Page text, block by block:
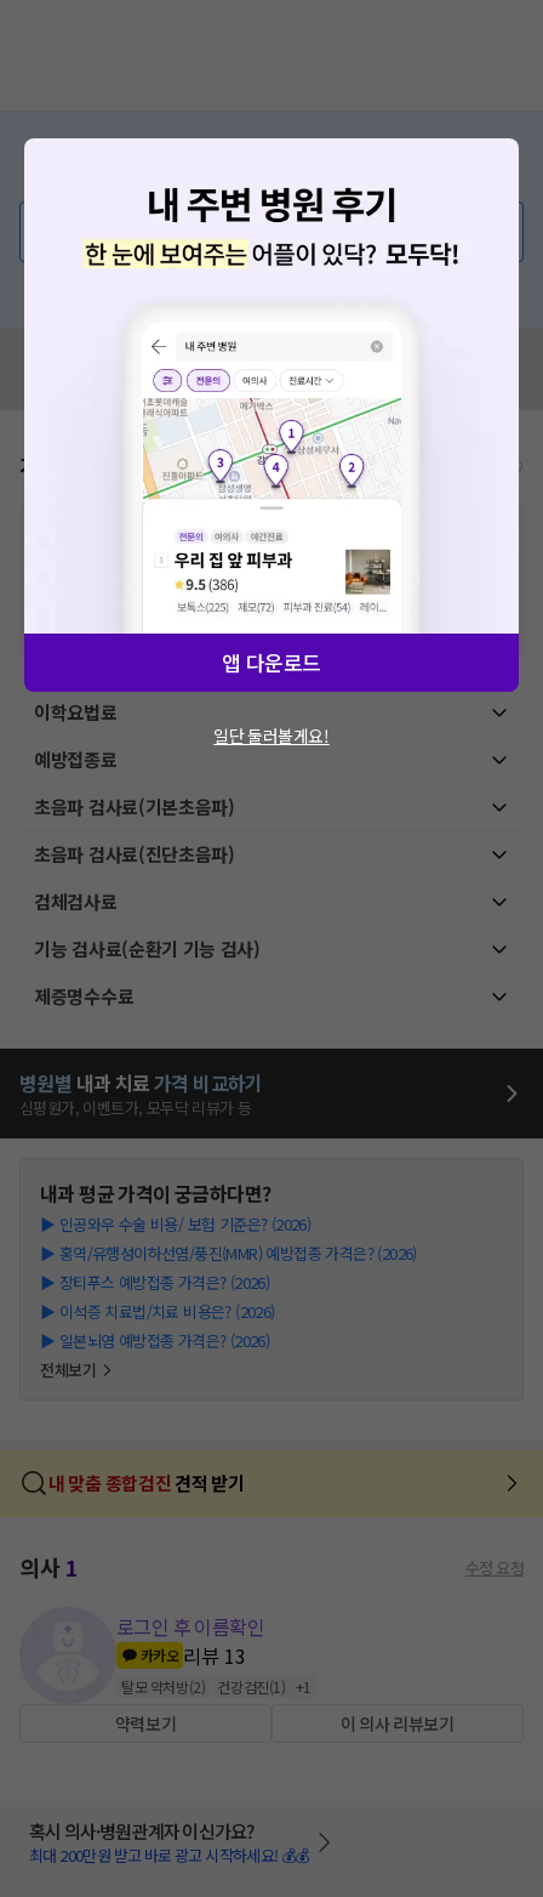
의사가 직접 답해드려요!
💬 무엇이든 물어보세요
혹시 잘못된 병원정보가 있나요?
모두닥 팀에 알려주세요!
가격표 비급여/급여 진료란?
한 가격은 해당 의료기관에 직접 문의해주세요.
급여 항목의 경우, 건강보험심사평가원에 고지되어 있는 급여 진료 기준 가
격입니다. (진료와 연관된 복합적인 비용이 추가되어, 병원마다 금액이 다르게
산정될 수 있는 점 참고 바랍니다.)
※ 이벤트가, 할인가는VAT 포함
이학요법료
예방접종료
초음파 검사료(기본초음파)
초음파 검사료(진단초음파)
검체검사료
기능 검사료(순환기 기능 검사)
제증명수수료
병원별 내과 치료가격 비교하기
심평원가, 이벤트가, 모두닥 리뷰가 등
내과평균 가격이 궁금하다면?
▶ 인공와우 수술 비용/ 보험 기준은? (2026)
▶ 홍역/유행성이하선염/풍진(MMR) 예방접종 가격은? (2026)
▶ 장티푸스 예방접종 가격은? (2026)
▶ 이석증 치료법/치료 비용은? (2026)
▶ 일본뇌염 예방접종 가격은? (2026)
전체보기
내 맞춤 종합검진 견적 받기
의사1 수정 요청
로그인 후 이름확인
카카오 리뷰 13
탈모 약처방(2) 건강검진(1 ) +1
약력보기 이 의사 리뷰보기
혹시 의사·병원관계자 이신가요?
최대 200만원 받고 바로 광고 시작하세요! 💰💰
앱 다운로드
일단 둘러볼게요!